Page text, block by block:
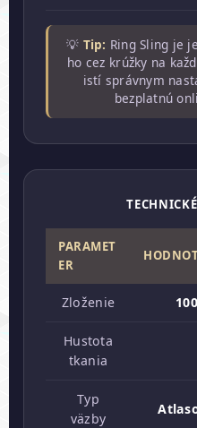
💡 Tip: Ring Sling je
ho cez krúžky na
istí správnym
bezplatnú
PARAMET
ER
Zloženie
Hustota
tkania
Typ
väzby